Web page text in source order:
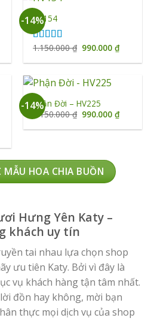
₫.
-14%HV154
Được xếp
1.150.000₫ Giá
là:
990.000₫Giá
tại
₫.
-14%Phận Đời – HV225
1.150.000₫ Giá
là:
990.000₫Giá
tại
MẪU HOA CHIA BUỒN
Hưng Yên Katy –
khách uy tín
tai nhau lựa chọn shop
ưu tiên Katy. Bởi vì đây là
vụ khách hàng tận tâm nhất.
đồn hay không, mời bạn
thực mọi dịch vụ của shop